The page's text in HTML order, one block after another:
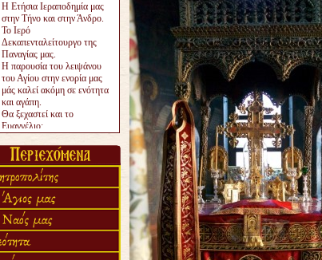
Η Ετήσια Ιεραποδημία μας
στην Τήνο και στην Άνδρο.
Το Ιερό
Δεκαπενταλείτουργο της
Παναγίας μας.
Η παρουσία του λειψάνου
του Αγίου στην ενορία μας
μάς καλεί ακόμη σε ενότητα
και αγάπη.
Θα ξεχαστεί και το
Ευαγγέλιο;
«πολύ αργά».
Ζητείται....